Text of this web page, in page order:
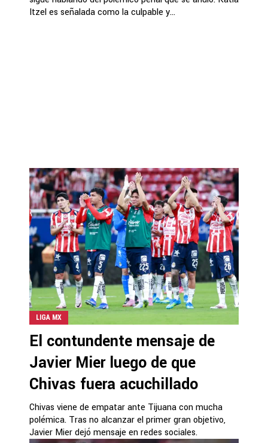
Itzel es señalada como la culpable y...
LIGA MX
El contundente mensaje de
Javier Mier luego de que
Chivas fuera acuchillado
Chivas viene de empatar ante Tijuana con mucha
polémica. Tras no alcanzar el primer gran objetivo,
Javier Mier dejó mensaje en redes sociales.